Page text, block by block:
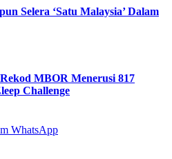
Selera ‘Satu Malaysia’ Dalam
MBOR Menerusi 817
Challenge
WhatsApp